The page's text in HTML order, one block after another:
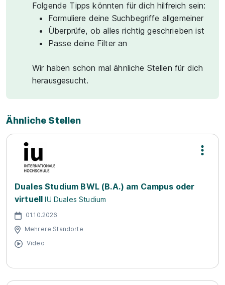
Folgende Tipps könnten für dich hilfreich sein:
Formuliere deine Suchbegriffe allgemeiner
Überprüfe, ob alles richtig geschrieben ist
Passe deine Filter an
Wir haben schon mal ähnliche Stellen für dich
herausgesucht.
Ähnliche Stellen
Duales Studium BWL (B.A.) am Campus oder
virtuell IU Duales Studium
01.10.2026
Mehrere Standorte
Video